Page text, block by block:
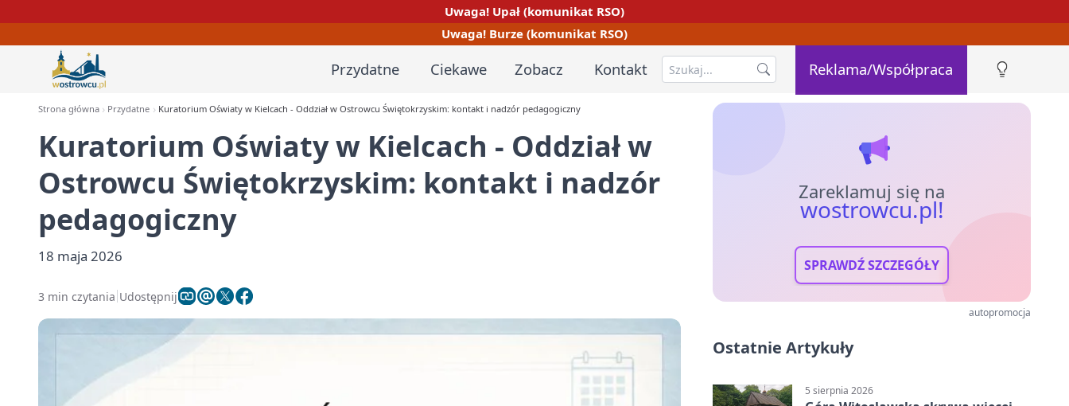
Uwaga! Upał (komunikat RSO)
Uwaga! Burze (komunikat RSO)
Przydatne Ciekawe Zobacz Kontakt Reklama/Współpraca
Strona główna Przydatne Kuratorium Oświaty w Kielcach - Oddział w Ostrowcu Świętokrzyskim: kontakt i nadzór pedagogiczny
Kuratorium Oświaty w Kielcach - Oddział w
Ostrowcu Świętokrzyskim: kontakt i nadzór
pedagogiczny
18 maja 2026
3 min czytania Udostępnij
Zareklamuj się na
wostrowcu.pl!
SPRAWDŹ SZCZEGÓŁY
autopromocja
Ostatnie Artykuły
5 sierpnia 2026